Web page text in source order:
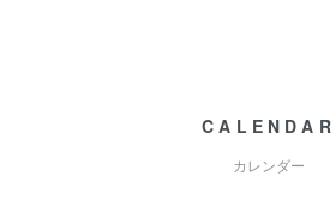
CALENDAR
カレンダー